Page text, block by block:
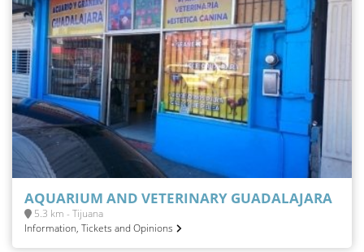
AQUARIUM AND VETERINARY GUADALAJARA
5.3 km - Tijuana
Information, Tickets and Opinions